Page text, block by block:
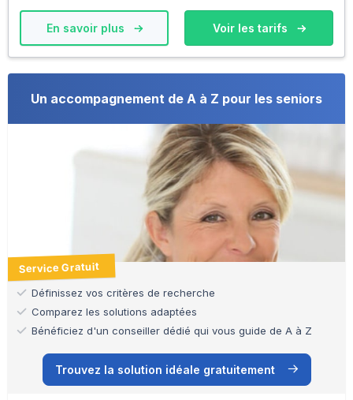
En savoir plus Voir les tarifs
Un accompagnement de A à Z pour les seniors
Service Gratuit
Définissez vos critères de recherche
Comparez les solutions adaptées
Bénéficiez d'un conseiller dédié qui vous guide de A à Z
Trouvez la solution idéale gratuitement